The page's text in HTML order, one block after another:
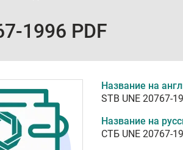
1996 PDF
Название на
STB UNE 20767-
Название на
СТБ UNE 20767-